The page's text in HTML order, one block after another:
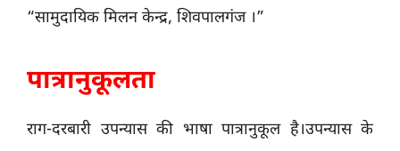
“सामुदायिक मिलन केन्द्र, शिवपालगंज ।”
पात्रानुकूलता
राग-दरबारी उपन्यास की भाषा पात्रानुकूल है।उपन्यास के